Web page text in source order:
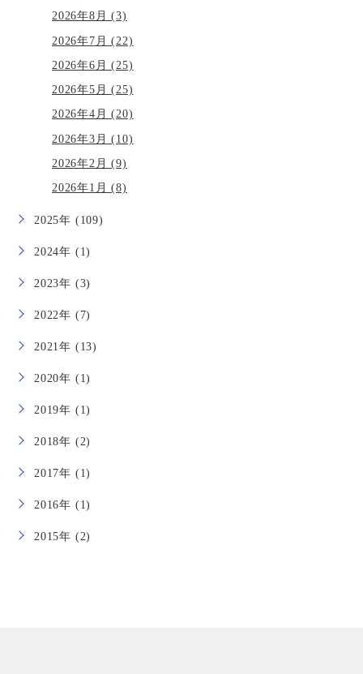
2026年8月 (3)
2026年7月 (22)
2026年6月 (25)
2026年5月 (25)
2026年4月 (20)
2026年3月 (10)
2026年2月 (9)
2026年1月 (8)
2025年 (109)
2024年 (1)
2023年 (3)
2022年 (7)
2021年 (13)
2020年 (1)
2019年 (1)
2018年 (2)
2017年 (1)
2016年 (1)
2015年 (2)